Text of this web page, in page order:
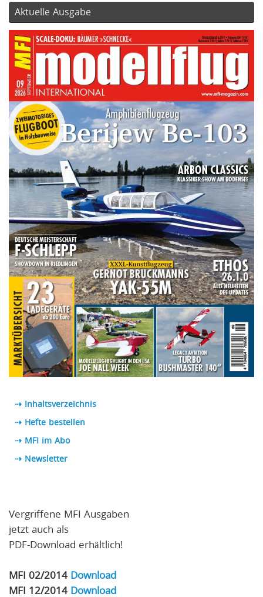
Aktuelle Ausgabe
⇢ Inhaltsverzeichnis
⇢ Hefte bestellen
⇢ MFI im Abo
⇢ Newsletter
Vergriffene MFI Ausgaben
jetzt auch als
PDF-Download erhältlich!
MFI 02/2014 Download
MFI 12/2014 Download